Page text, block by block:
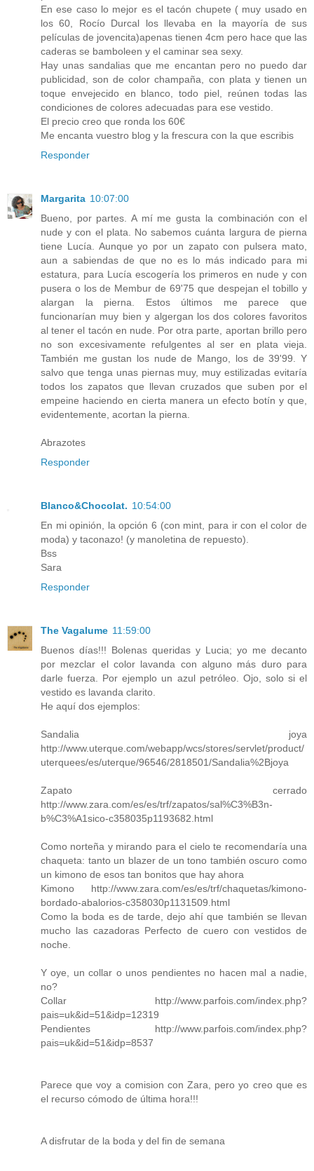
En ese caso lo mejor es el tacón chupete ( muy usado en
los 60, Rocío Durcal los llevaba en la mayoría de sus
películas de jovencita)apenas tienen 4cm pero hace que las
caderas se bamboleen y el caminar sea sexy.
Hay unas sandalias que me encantan pero no puedo dar
publicidad, son de color champaña, con plata y tienen un
toque envejecido en blanco, todo piel, reúnen todas las
condiciones de colores adecuadas para ese vestido.
El precio creo que ronda los 60€
Me encanta vuestro blog y la frescura con la que escribis
Responder
Margarita 10:07:00
Bueno, por partes. A mí me gusta la combinación con el
nude y con el plata. No sabemos cuánta largura de pierna
tiene Lucía. Aunque yo por un zapato con pulsera mato,
aun a sabiendas de que no es lo más indicado para mi
estatura, para Lucía escogería los primeros en nude y con
pusera o los de Membur de 69'75 que despejan el tobillo y
alargan la pierna. Estos últimos me parece que
funcionarían muy bien y algergan los dos colores favoritos
al tener el tacón en nude. Por otra parte, aportan brillo pero
no son excesivamente refulgentes al ser en plata vieja.
También me gustan los nude de Mango, los de 39'99. Y
salvo que tenga unas piernas muy, muy estilizadas evitaría
todos los zapatos que llevan cruzados que suben por el
empeine haciendo en cierta manera un efecto botín y que,
evidentemente, acortan la pierna.
Abrazotes
Responder
Blanco&Chocolat. 10:54:00
En mi opinión, la opción 6 (con mint, para ir con el color de
moda) y taconazo! (y manoletina de repuesto).
Bss
Sara
Responder
The Vagalume 11:59:00
Buenos días!!! Bolenas queridas y Lucia; yo me decanto
por mezclar el color lavanda con alguno más duro para
darle fuerza. Por ejemplo un azul petróleo. Ojo, solo si el
vestido es lavanda clarito.
He aquí dos ejemplos:
Sandalia joya
http://www.uterque.com/webapp/wcs/stores/servlet/product/
uterquees/es/uterque/96546/2818501/Sandalia%2Bjoya
Zapato cerrado
http://www.zara.com/es/es/trf/zapatos/sal%C3%B3n-
b%C3%A1sico-c358035p1193682.html
Como norteña y mirando para el cielo te recomendaría una
chaqueta: tanto un blazer de un tono también oscuro como
un kimono de esos tan bonitos que hay ahora
Kimono http://www.zara.com/es/es/trf/chaquetas/kimono-
bordado-abalorios-c358030p1131509.html
Como la boda es de tarde, dejo ahí que también se llevan
mucho las cazadoras Perfecto de cuero con vestidos de
noche.
Y oye, un collar o unos pendientes no hacen mal a nadie,
no?
Collar http://www.parfois.com/index.php?
pais=uk&id=51&idp=12319
Pendientes http://www.parfois.com/index.php?
pais=uk&id=51&idp=8537
Parece que voy a comision con Zara, pero yo creo que es
el recurso cómodo de última hora!!!
A disfrutar de la boda y del fin de semana